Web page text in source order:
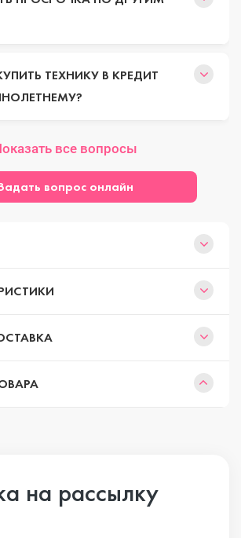
ТЕХНИКУ В КРЕДИТ
все вопросы
вопрос онлайн
на рассылку